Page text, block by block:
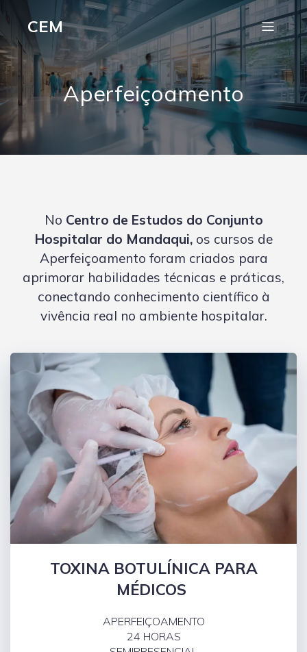
CEM
Aperfeiçoamento
No Centro de Estudos do Conjunto
Hospitalar do Mandaqui,os cursos de
Aperfeiçoamento foram criados para
aprimorar habilidades técnicas e práticas,
conectando conhecimento científico à
vivência real no ambiente hospitalar.
TOXINA BOTULÍNICA PARA
MÉDICOS
APERFEIÇOAMENTO
24 HORAS